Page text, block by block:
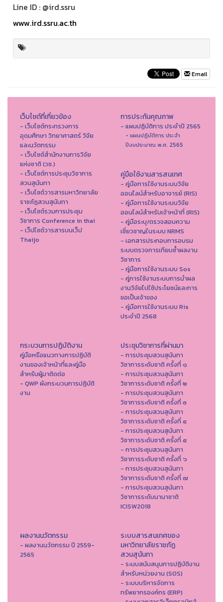
Line ID : @ird.ssru
www.ird.ssru.ac.th
Email
เว็บไซต์ที่เกี่ยวข้อง
- เว็บไซต์กระทรวงการ
อุดมศึกษา วิทยาศาสตร์ วิจัย
และนวัตกรรม
- เว็บไซต์สำนักงานการวิจัย
แห่งชาติ (วช.)
- เว็บไซต์การประชุมวิชาการ
สวนสุนันทา
- เว็บไซต์วารสารมหาวิทยาลัย
ราชภัฏสวนสุนันทา
- เว็บไซต์รวมการประชุม
วิชาการ Conference in thai
- เว็ปไซต์วารสารบนเว็ป
Thaijo
การประกันคุณภาพ
- แผนปฏิบัติการ ประจำปี 2565
- แผนปฏิบัติการ ประจำ
ปีงบประมาณ พ.ศ. 2565
คู่มือใช้งานสารสนเทศ
- คู่มือการใช้งานระบบวิจัย
ออนไลน์สำหรับอาจารย์ (RIS)
- คู่มือการใช้งานระบบวิจัย
ออนไลน์สำหรับเจ้าหน้าที่ (RIS)
- คู่มือระบุ/ตรวจสอบความ
เชี่ยวชาญในระบบ NRMS
- เอกสารประกอบการอบรม
ระบบตรวจการเทียบซ้ำผลงาน
วิชาการ
- คู่มือการใช้งานระบบ Sos
- คู่การใช้งานระบบการนำผล
งานวิจัยไปใช้ประโยชน์และการ
ขอเป็นเจ้าของ
- คู่มือการใช้งานระบบ Ris
ประจำปี 2568
กระบวนการปฏิบัติงาน
คู่มือหรือแนวทางการปฏิบัติ
งานของเจ้าหน้าที่และคู่มือ
สำหรับผู้มาติดต่อ
- QWP ผังกระบวนการปฏิบัติ
งาน
ประชุมวิชาการที่ผ่านมา
- การประชุมสวนสุนันทา
วิชาการระดับชาติ ครั้งที่ ๑
- การประชุมสวนสุนันทา
วิชาการระดับชาติ ครั้งที่ ๒
- การประชุมสวนสุนันทา
วิชาการระดับชาติ ครั้งที่ ๓
- การประชุมสวนสุนันทา
วิชาการระดับชาติ ครั้งที่ ๔
- การประชุมสวนสุนันทา
วิชาการระดับชาติ ครั้งที่ ๕
- การประชุมสวนสุนันทา
วิชาการระดับชาติ ครั้งที่ ๖
- การประชุมสวนสุนันทา
วิชาการระดับชาติ ครั้งที่ ๗
- การประชุมสวนสุนันทา
วิชาการระดับนานาชาติ
ICISW2018
ผลงานนวัตกรรม
- ผลงานนวัตกรรม ปี 2559-
2565
ระบบสารสนเทศของ
มหาวิทยาลัยราชภัฏ
สวนสุนันทา
- ระบบสนับสนุนการปฏิบัติงาน
สำหรับหน่วยงาน (SOS)
- ระบบบริหารจัดการ
ทรัพยากรองค์กร (ERP)